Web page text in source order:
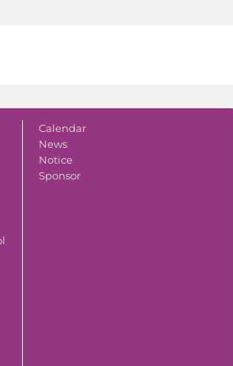
Calendar
News
Notice
Sponsor